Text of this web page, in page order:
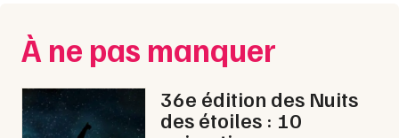
À ne pas manquer
36e édition des Nuits
des étoiles : 10